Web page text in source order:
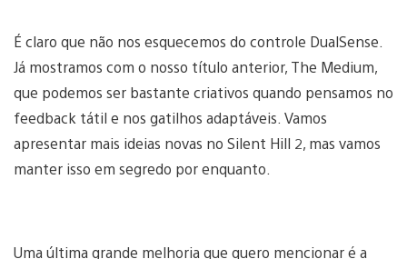
É claro que não nos esquecemos do controle DualSense.
Já mostramos com o nosso título anterior, The Medium,
que podemos ser bastante criativos quando pensamos no
feedback tátil e nos gatilhos adaptáveis. Vamos
apresentar mais ideias novas no Silent Hill 2, mas vamos
manter isso em segredo por enquanto.
Uma última grande melhoria que quero mencionar é a